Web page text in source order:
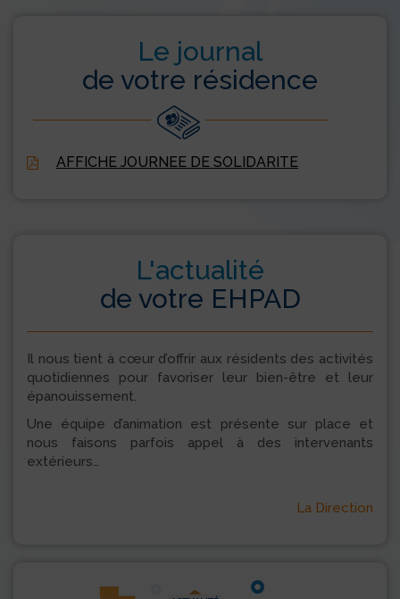
Le journal
de votre résidence
AFFICHE JOURNEE DE SOLIDARITE
L'actualité
de votre EHPAD
Il nous tient à cœur d’offrir aux résidents des activités
quotidiennes pour favoriser leur bien-être et leur
épanouissement.
Une équipe d’animation est présente sur place et
nous faisons parfois appel à des intervenants
extérieurs…
La Direction